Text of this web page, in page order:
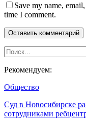
Save my name,
time I comment.
Рекомендуем:
Общество
Суд в Новосибирске
сотрудниками